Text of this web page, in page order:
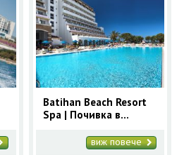
Batihan Beach Resort
Spa | Почивка в
виж повече